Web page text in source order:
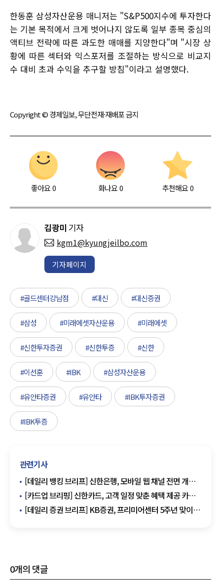
한동훈 삼성자산운용 매니저는 "S&P500지수에 투자한다
는 기본 목적에서 크게 벗어나지 않도록 일부 종목 중심의
액티브 전략에 따른 과도한 매매를 지양한다"며 "시장 상
황에 따른 섹터와 익스포저를 조절하는 방식으로 비교지
수 대비 초과 수익을 추구할 방침"이라고 설명했다.
Copyright © 경제일보, 무단전재·재배포 금지
좋아요0 화나요0 추천해요 0
김광미 기자
kgm1@kyungjeilbo.com
기자페이지
#골드센터강남점 #대신 #대신증권
#삼성 #미래에셋자산운용 #미래에셋
#신한투자증권 #신한투증 #신한
#이선훈 #IBK #삼성자산운용
#유안타증권 #유안타 #IBK투자증권
#IBK투증
관련기사
[데일리 뱅킹 브리프] 신한은행, 모바일 웹 채널 전면 개편
外
[카드업 브리핑] 신한카드, 고객 일정 맞춘 혜택 제공 카드
출시 外
[데일리 증권 브리프] KB증권, 프리미어센터 5주년 맞이
0개의 댓글